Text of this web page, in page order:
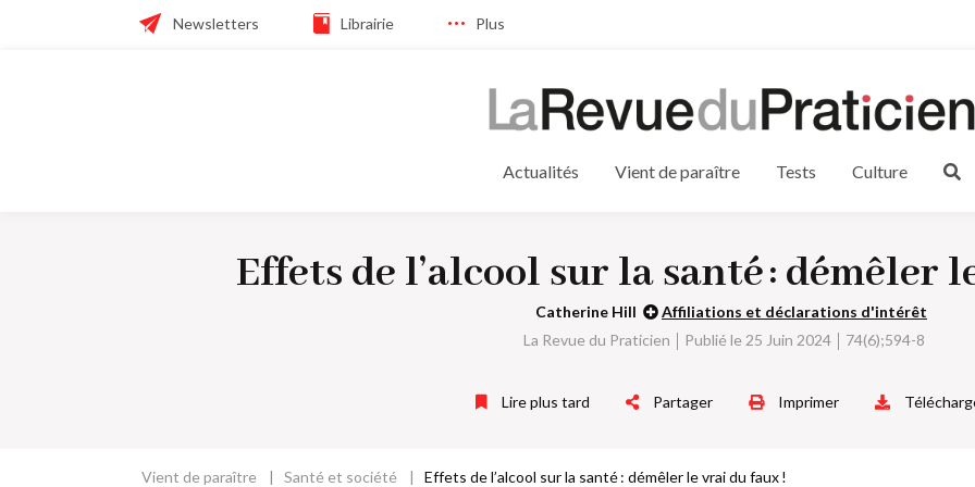
Header
Newsletters Librairie Plus
Actualités Vient de paraître Tests Culture
Effets de l’alcool sur la santé : démêler
Catherine Hill
Affiliations et déclarations d'intérêt
La Revue du Praticien
Publié le 25 Juin 2024 74(6);594-8
Lire plus tard Partager Imprimer
Vient de paraître Santé et société Effets de l’alcool sur la santé : démêler le vrai du faux !